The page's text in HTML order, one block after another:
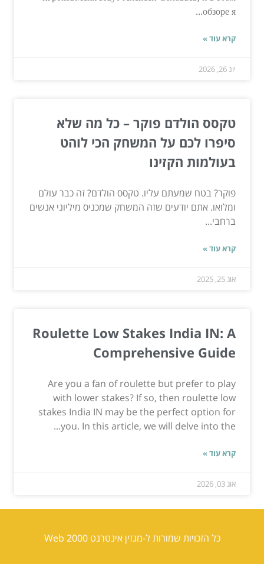
обзоре я...
קרא עוד »
יונ 26, 2026
טקסס הולדם פוקר – כל מה שלא
סיפרו לכם על המשחק הכי לוהט
בעולמות הקזינו
פוקר? בטח שמעתם עליו. טקסס הולדם? זה כבר עולם
ומלואו. אתם יודעים שזה המשחק שמכניס מיליוני אנשים
ברחבי...
קרא עוד »
אוג 25, 2025
Roulette Low Stakes India IN: A
Comprehensive Guide
Are you a fan of roulette but prefer to play
with lower stakes? If so, then roulette low
stakes India IN may be the perfect option for
you. In this article, we will delve into the...
קרא עוד »
אוג 03, 2026
כל הזכויות שמורות ל-מגזין אינטרנט Web 2000